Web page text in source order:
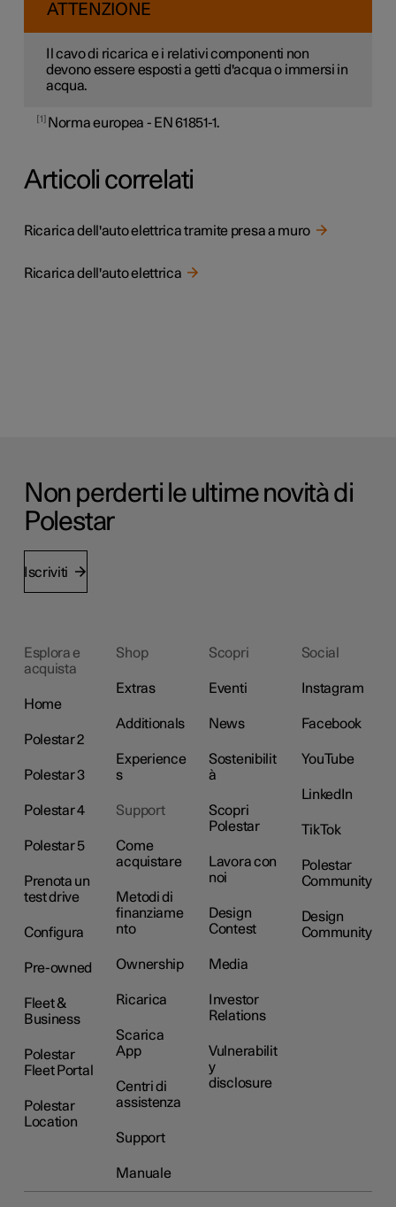
ATTENZIONE
Il cavo di ricarica e i relativi componenti non
devono essere esposti a getti d'acqua o immersi in
acqua.
1 Norma europea - EN 61851-1.
Articoli correlati
Ricarica dell'auto elettrica tramite presa a muro
Ricarica dell'auto elettrica
Non perderti le ultime novità di
Polestar
Iscriviti
Esplora e
acquista
Home
Polestar 2
Polestar 3
Polestar 4
Polestar 5
Prenota un
test drive
Configura
Pre-owned
Fleet &
Business
Polestar
Fleet Portal
Polestar
Location
Shop
Extras
Additionals
Experience
s
Support
Come
acquistare
Metodi di
finanziame
nto
Ownership
Ricarica
Scarica
App
Centri di
assistenza
Support
Manuale
Scopri
Eventi
News
Sostenibilit
à
Scopri
Polestar
Lavora con
noi
Design
Contest
Media
Investor
Relations
Vulnerabilit
y
disclosure
Social
Instagram
Facebook
YouTube
LinkedIn
TikTok
Polestar
Community
Design
Community